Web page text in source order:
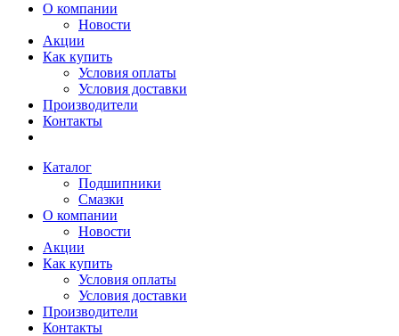
О компании
Новости
Акции
Как купить
Условия оплаты
Условия доставки
Производители
Контакты
Каталог
Подшипники
Смазки
О компании
Новости
Акции
Как купить
Условия оплаты
Условия доставки
Производители
Контакты